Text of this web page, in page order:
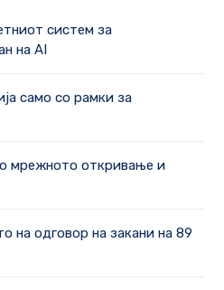
систем за
на AI
само со рамки за
мрежното откривање и
на одговор на закани на 89